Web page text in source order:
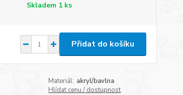
Skladem 1 ks
Přidat do košíku
Materiál: akryl/bavlna
Hlídat cenu / dostupnost